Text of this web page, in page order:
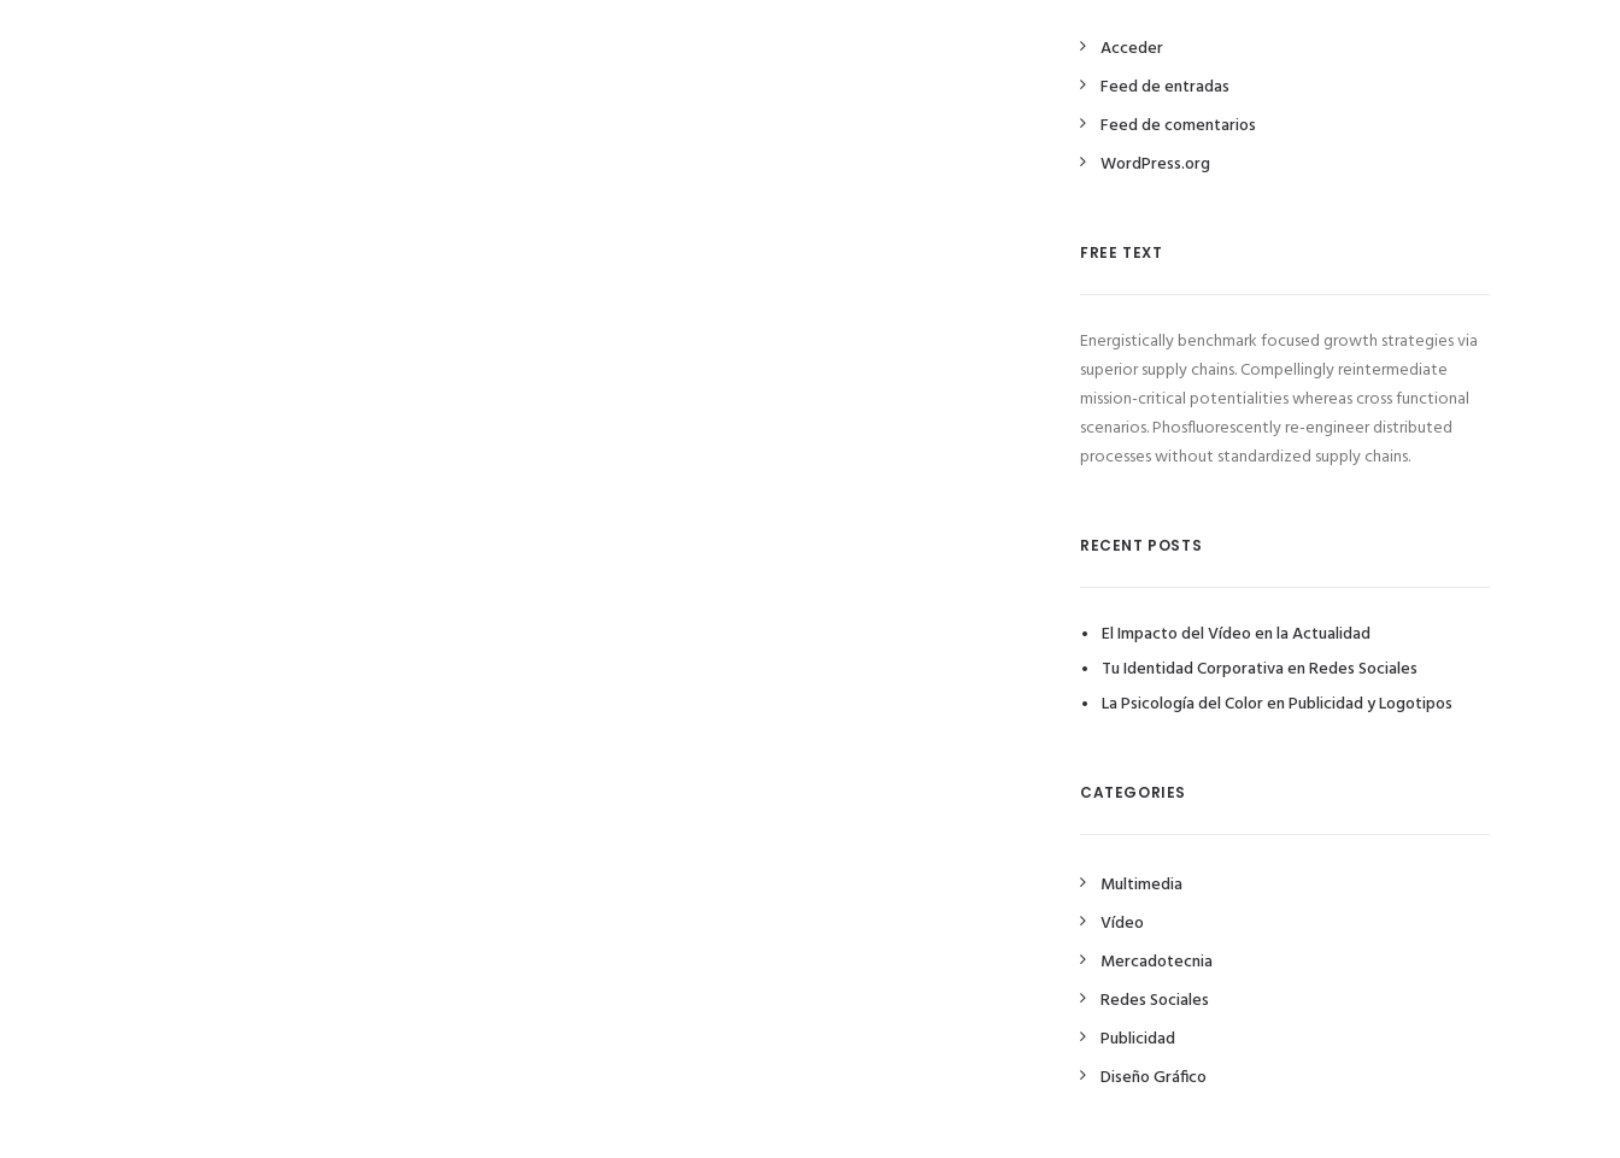
Acceder
Feed de entradas
Feed de comentarios
WordPress.org
FREE TEXT
Energistically benchmark focused growth strategies via
superior supply chains. Compellingly reintermediate
mission-critical potentialities whereas cross functional
scenarios. Phosfluorescently re-engineer distributed
processes without standardized supply chains.
RECENT POSTS
El Impacto del Vídeo en la Actualidad
Tu Identidad Corporativa en Redes Sociales
La Psicología del Color en Publicidad y Logotipos
CATEGORIES
Multimedia
Vídeo
Mercadotecnia
Redes Sociales
Publicidad
Diseño Gráfico